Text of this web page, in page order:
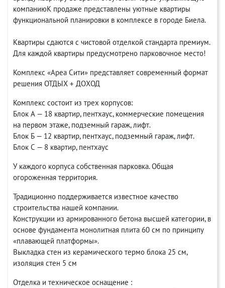
компаниюК продаже представлены уютные квартиры
функциональной планировки в комплексе в городе Биела.
Квартиры сдаются с чистовой отделкой стандарта премиум.
Для каждой квартиры предусмотрено парковочное место!
Комплекс «Ареа Сити» представляет современный формат
решения ОТДЫХ + ДОХОД
Комплекс состоит из трех корпусов:
Блок А — 18 квартир, пентхаус, коммерческие помещения
на первом этаже, подземный гараж, лифт.
Блок Б — 12 квартир, пентхаус, подземный гараж, лифт.
Блок С — 8 квартир, пентхауc
У каждого корпуса собственная парковка. Общая
огороженная территория.
Традиционно поддерживается известное качество
строительства нашей компании.
Конструкции из армированного бетона высшей категории, в
основе фундамента монолитная плита 60 см по принципу
«плавающей платформы».
Выкладка стен из керамического термо блока 25 см,
изоляция стен 5 см
Отделка и техническое оснащение :